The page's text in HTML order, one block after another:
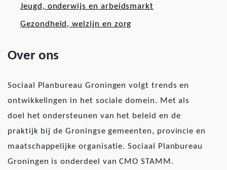
Jeugd, onderwijs en arbeidsmarkt
Gezondheid, welzijn en zorg
Over ons
Sociaal Planbureau Groningen volgt trends en
ontwikkelingen in het sociale domein. Met als
doel het ondersteunen van het beleid en de
praktijk bij de Groningse gemeenten, provincie en
maatschappelijke organisatie. Sociaal Planbureau
Groningen is onderdeel van CMO STAMM.